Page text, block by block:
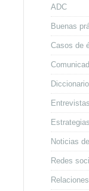
ADC
Buenas
Casos de
Diccionario
Entrevistas
Estrategias
Noticias
Redes